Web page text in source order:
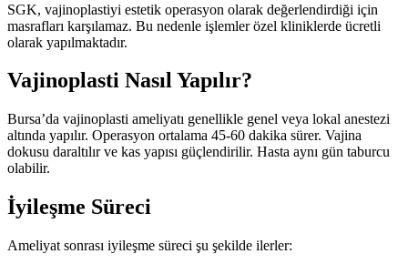
SGK, vajinoplastiyi estetik operasyon olarak değerlendirdiği için
masrafları karşılamaz. Bu nedenle işlemler özel kliniklerde ücretli
olarak yapılmaktadır.
Vajinoplasti Nasıl Yapılır?
Bursa’da vajinoplasti ameliyatı genellikle genel veya lokal anestezi
altında yapılır. Operasyon ortalama 45-60 dakika sürer. Vajina
dokusu daraltılır ve kas yapısı güçlendirilir. Hasta aynı gün taburcu
olabilir.
İyileşme Süreci
Ameliyat sonrası iyileşme süreci şu şekilde ilerler: